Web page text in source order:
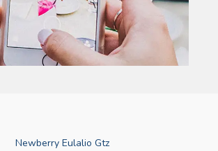
Newberry Eulalio Gtz